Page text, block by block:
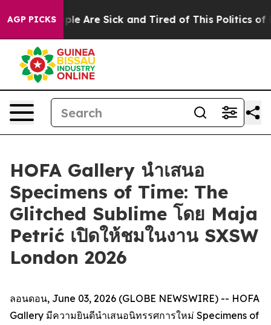
AGP PICKS
“People Are Sick and Tired of This Politics of
HOFA Gallery นำเสนอ
Specimens of Time: The
Glitched Sublime โดย Maja
Petrić เปิดให้ชมในงาน SXSW
London 2026
ลอนดอน, June 03, 2026 (GLOBE NEWSWIRE) -- HOFA
Gallery มีความยินดีนำเสนอนิทรรศการใหม่ Specimens of